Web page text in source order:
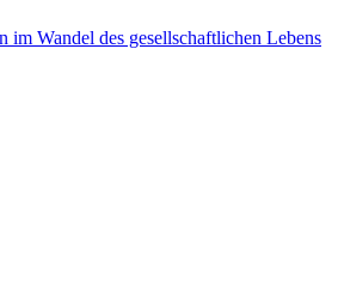
im Wandel des gesellschaftlichen Lebens